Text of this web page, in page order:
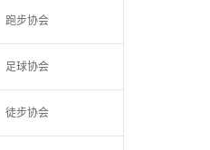
跑步协会
足球协会
徒步协会